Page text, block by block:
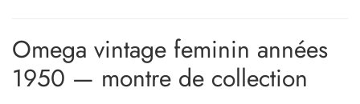
Omega vintage feminin années
1950 — montre de collection